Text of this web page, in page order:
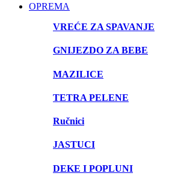
OPREMA
VREĆE ZA SPAVANJE
GNIJEZDO ZA BEBE
MAZILICE
TETRA PELENE
Ručnici
JASTUCI
DEKE I POPLUNI